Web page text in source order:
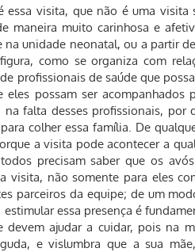
essa visita, que não é uma visita
maneira muito carinhosa e
unidade neonatal, ou a partir
como se organiza com
profissionais de saúde que
possam ser acompanhados
falta desses profissionais, por
colher essa família. De
a visita pode acontecer a
precisam saber que os
visita, não somente para eles
parceiros da equipe; de um
essa presença é
devem ajudar a cuidar, pois na
e vislumbra que a sua